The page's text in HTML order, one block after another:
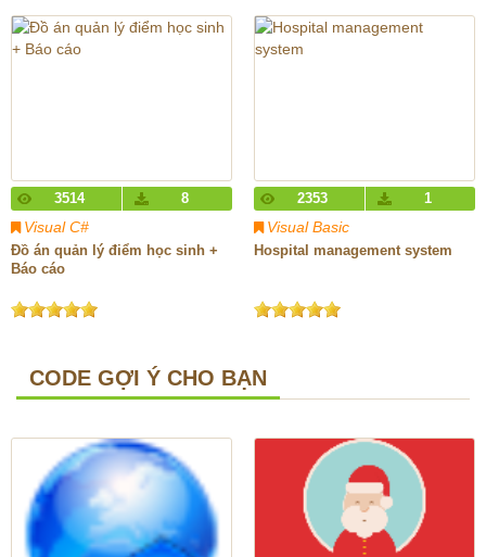
3514 8
Visual C#
Đồ án quản lý điểm học sinh +
Báo cáo
2353 1
Visual Basic
Hospital management system
CODE GỢI Ý CHO BẠN